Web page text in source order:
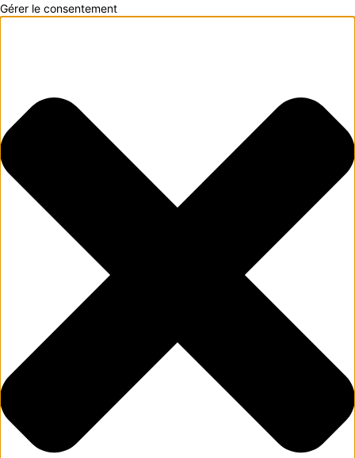
Gérer le consentement